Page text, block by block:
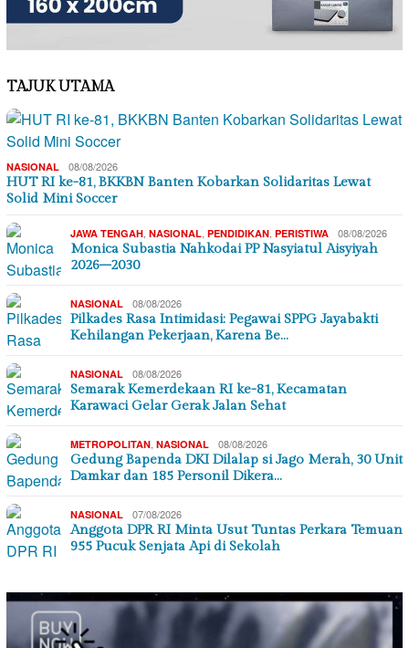
TAJUK UTAMA
NASIONAL 08/08/2026
HUT RI ke-81, BKKBN Banten Kobarkan Solidaritas Lewat
Solid Mini Soccer
JAWA TENGAH, NASIONAL, PENDIDIKAN, PERISTIWA 08/08/2026
Monica Subastia Nahkodai PP Nasyiatul Aisyiyah
2026–2030
NASIONAL 08/08/2026
Pilkades Rasa Intimidasi: Pegawai SPPG Jayabakti
Kehilangan Pekerjaan, Karena Be…
NASIONAL 08/08/2026
Semarak Kemerdekaan RI ke-81, Kecamatan
Karawaci Gelar Gerak Jalan Sehat
METROPOLITAN, NASIONAL 08/08/2026
Gedung Bapenda DKI Dilalap si Jago Merah, 30 Unit
Damkar dan 185 Personil Dikera…
NASIONAL 07/08/2026
Anggota DPR RI Minta Usut Tuntas Perkara Temuan
955 Pucuk Senjata Api di Sekolah